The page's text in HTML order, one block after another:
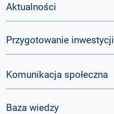
Aktualności
Przygotowanie inwestycji
Komunikacja społeczna
Baza wiedzy